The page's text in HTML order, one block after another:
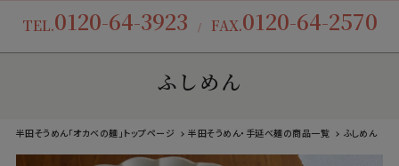
TEL.0120-64-3923 / FAX.0120-64-2570
半田そうめん「オカベの麺」トップページ 半田そうめん・手延べ麺の商品一覧 ふしめん
ふしめん